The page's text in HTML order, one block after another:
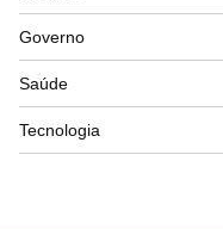
Governo
Saúde
Tecnologia